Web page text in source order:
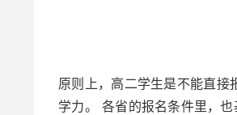
原则上，高二学生是不能直
学力。 各省的报名条件里，